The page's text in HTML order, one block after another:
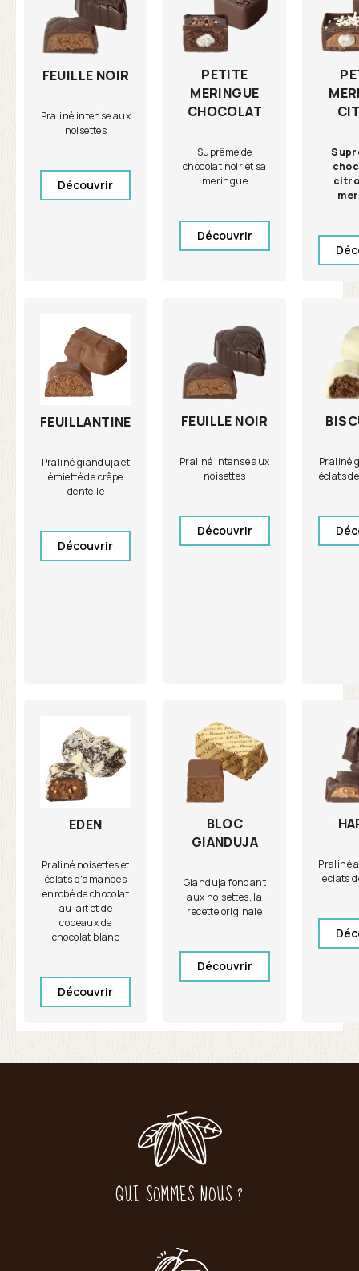
FEUILLE NOIR
Praliné intense aux
noisettes
Découvrir
PETITE
MERINGUE
CHOCOLAT
Suprême de
chocolat noir et sa
meringue
Découvrir
FEUILLANTINE
Praliné gianduja et
émietté de crêpe
dentelle
Découvrir
FEUILLE NOIR
Praliné intense aux
noisettes
Découvrir
Praliné
éclats
EDEN
Praliné noisettes et
éclats d'amandes
enrobé de chocolat
au lait et de
copeaux de
chocolat blanc
Découvrir
BLOC
GIANDUJA
Gianduja fondant
aux noisettes, la
recette originale
Découvrir
Praliné
éclats
QUI SOMMES NOUS ?